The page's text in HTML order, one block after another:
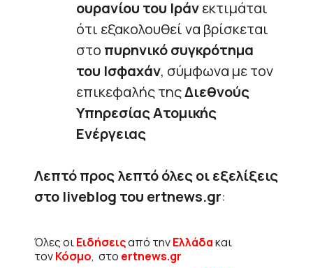
ουρανίου του Ιράνεκτιμάται
ότι εξακολουθεί να βρίσκεται
στο πυρηνικό συγκρότημα
του Ισφαχάν, σύμφωνα με τον
επικεφαλής τηςΔιεθνούς
Υπηρεσίας Ατομικής
Ενέργειας
Λεπτό προς λεπτό όλες οι εξελίξεις
στο liveblog του ertnews.gr:
Όλες οιΕιδήσειςαπό τηνΕλλάδακαι
τονΚόσμο, στο ertnews.gr